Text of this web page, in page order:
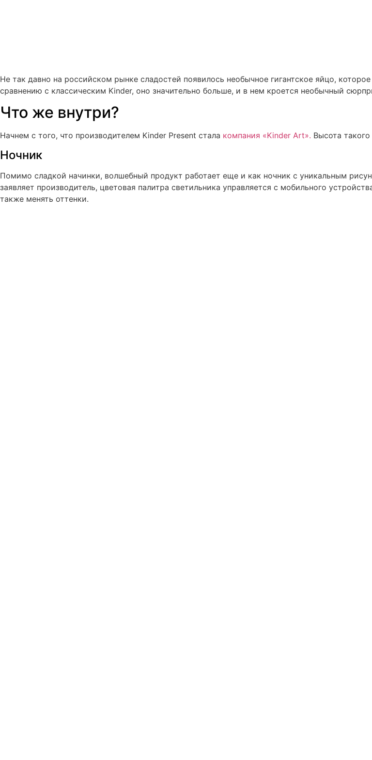
Не так давно на российском рынке сладостей появилось необычное гигантское яйцо,
сравнению с классическим Kinder, оно значительно больше, и в нем кроется необычный
Что же внутри?
Начнем с того, что производителем Kinder Present стала компания «Kinder Art». Высота
Ночник
Помимо сладкой начинки, волшебный продукт работает еще и как ночник с уникальным
заявляет производитель, цветовая палитра светильника управляется с мобильного
также менять оттенки.